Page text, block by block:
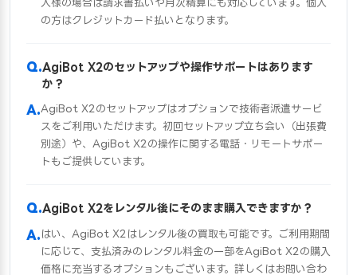
人様の場合は請求書払いや月次精算にも対応しています。個人
の方はクレジットカード払いとなります。
AgiBot X2のセットアップや操作サポートはあります
か？
AgiBot X2のセットアップはオプションで技術者派遣サービ
スをご利用いただけます。初回セットアップ立ち会い（出張費
別途）や、AgiBot X2の操作に関する電話・リモートサポー
トもご提供しています。
AgiBot X2をレンタル後にそのまま購入できますか？
はい、AgiBot X2はレンタル後の買取も可能です。ご利用期間
に応じて、支払済みのレンタル料金の一部をAgiBot X2の購入
価格に充当するオプションもございます。詳しくはお問い合わ